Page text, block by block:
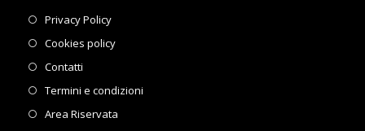
Privacy PolicyOpens
in
tab
Cookies policyOpens
a
tab
Contatti
in
Termini e condizioni
Area Riservata